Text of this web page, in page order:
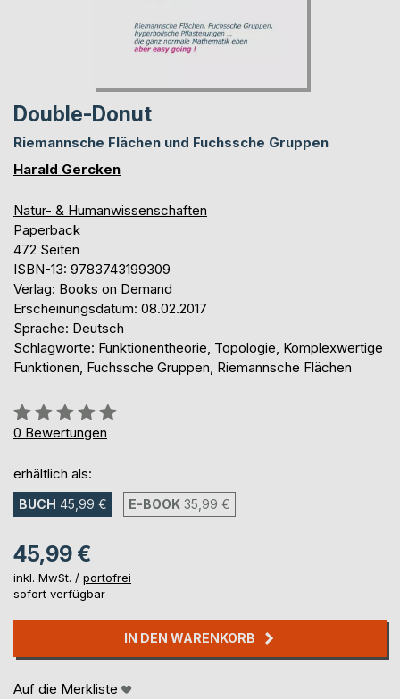
Double-Donut
Riemannsche Flächen und Fuchssche Gruppen
Harald Gercken
Natur- & Humanwissenschaften
Paperback
472 Seiten
ISBN-13: 9783743199309
Verlag: Books on Demand
Erscheinungsdatum: 08.02.2017
Sprache: Deutsch
Schlagworte: Funktionentheorie, Topologie, Komplexwertige
Funktionen, Fuchssche Gruppen, Riemannsche Flächen
Bewertung::
0%
0 Bewertungen
erhältlich als:
BUCH 45,99 € E-BOOK 35,99 €
45,99 €
inkl. MwSt. / portofrei
sofort verfügbar
IN DEN WARENKORB
Auf die Merkliste